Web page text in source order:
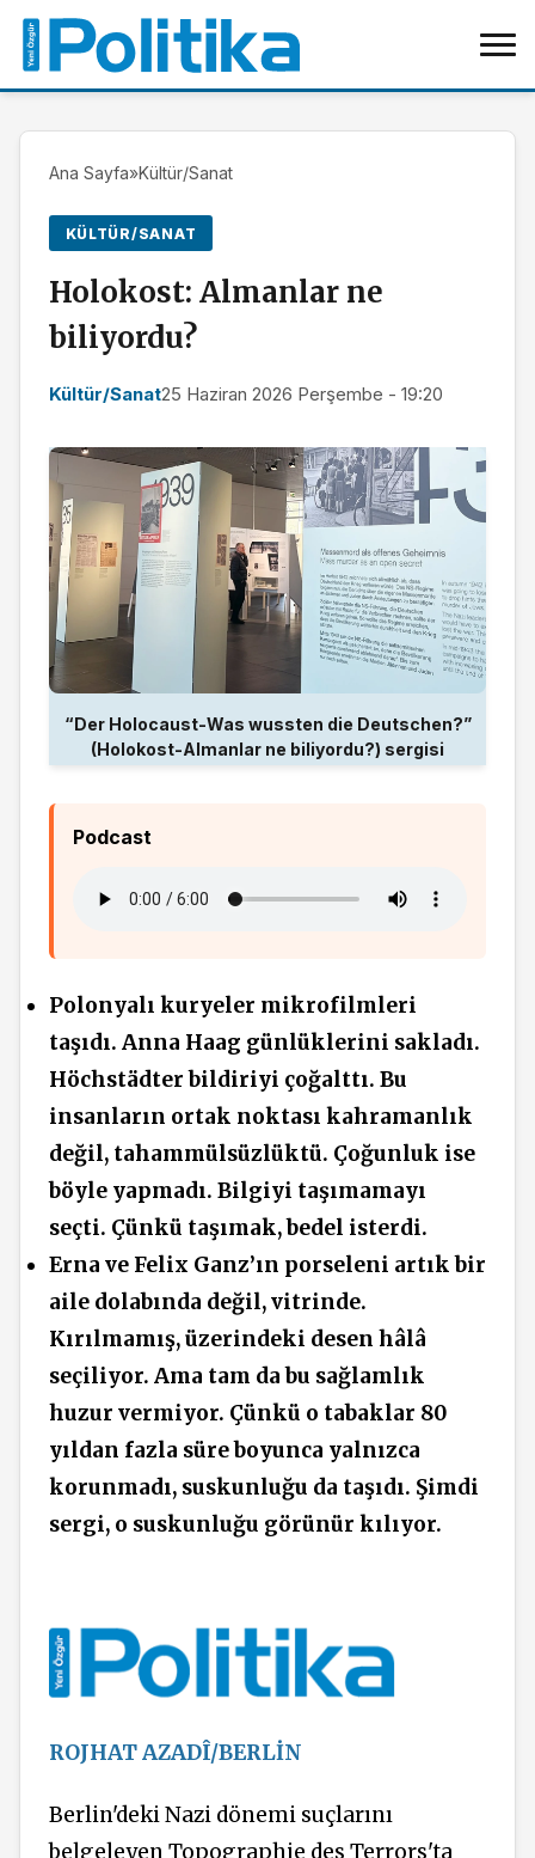
Ana Sayfa»Kültür/Sanat
KÜLTÜR/SANAT
Holokost: Almanlar ne
biliyordu?
Kültür/Sanat25 Haziran 2026 Perşembe - 19:20
“Der Holocaust-Was wussten die Deutschen?”
(Holokost-Almanlar ne biliyordu?) sergisi
Podcast
Polonyalı kuryeler mikrofilmleri
taşıdı. Anna Haag günlüklerini sakladı.
Höchstädter bildiriyi çoğalttı. Bu
insanların ortak noktası kahramanlık
değil, tahammülsüzlüktü. Çoğunluk ise
böyle yapmadı. Bilgiyi taşımamayı
seçti. Çünkü taşımak, bedel isterdi.
Erna ve Felix Ganz’ın porseleni artık bir
aile dolabında değil, vitrinde.
Kırılmamış, üzerindeki desen hâlâ
seçiliyor. Ama tam da bu sağlamlık
huzur vermiyor. Çünkü o tabaklar 80
yıldan fazla süre boyunca yalnızca
korunmadı, suskunluğu da taşıdı. Şimdi
sergi, o suskunluğu görünür kılıyor.
ROJHAT AZADÎ/BERLİN
Berlin'deki Nazi dönemi suçlarını
belgeleyen Topographie des Terrors'ta